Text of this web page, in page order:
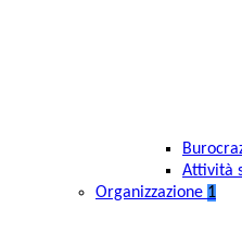
Attività
Organizzazione 1